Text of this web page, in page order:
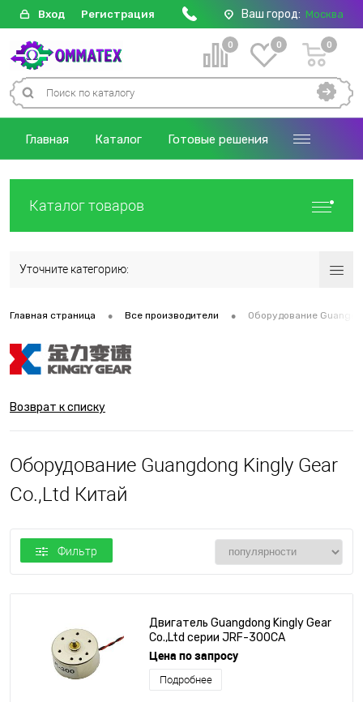
Вход Регистрация Ваш город: Москва
0 0 0
Главная Каталог Готовые решения
Каталог товаров
Уточните категорию:
Главная страница • Все производители • Оборудование
Возврат к списку
Оборудование Guangdong Kingly Gear
Co.,Ltd Китай
Фильтр
Двигатель Guangdong Kingly Gear
Co.,Ltd серии JRF-300CA
Цена по запросу
Подробнее